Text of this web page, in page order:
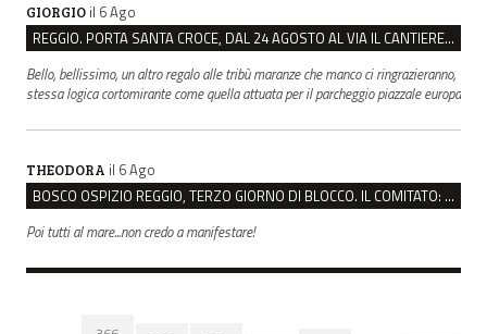
GIORGIO il 6 Ago
REGGIO. PORTA SANTA CROCE, DAL 24 AGOSTO AL VIA IL CANTIERE PER IL NUOVO COLLETTORE FOGNARIO
Bello, bellissimo, un altro regalo alle tribù maranze che manco ci ringrazieranno,
stessa logica cortomirante come quella attuata per il parcheggio piazzale europa
THEODORA il 6 Ago
BOSCO OSPIZIO REGGIO, TERZO GIORNO DI BLOCCO. IL COMITATO: “PRESIDIO FINO A VENERDÌ”
Poi tutti al mare...non credo a manifestare!